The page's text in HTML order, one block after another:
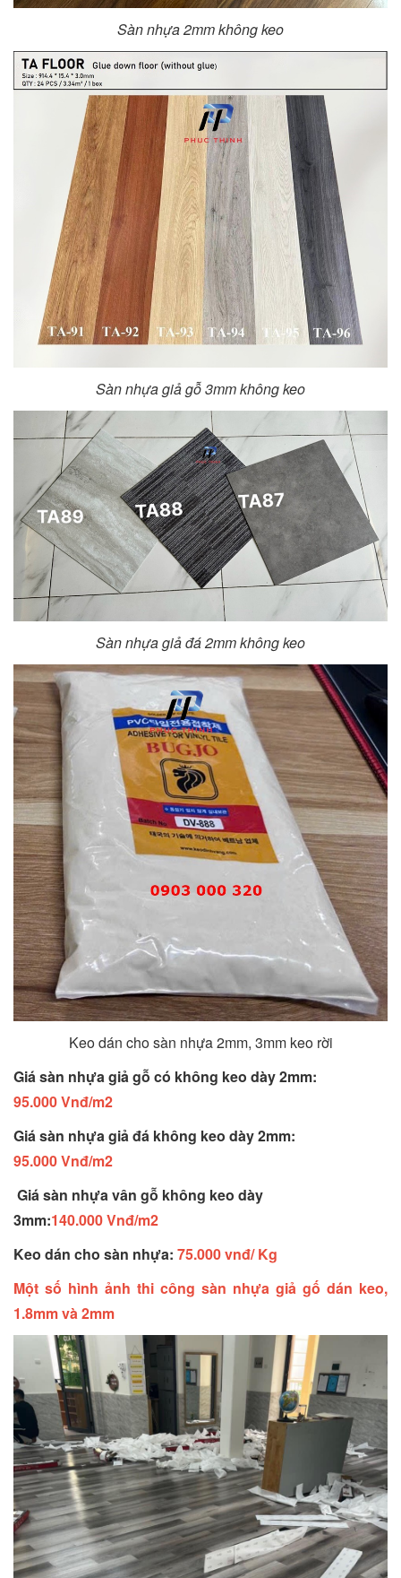
Sàn nhựa 2mm không keo
Sàn nhựa giả gỗ 3mm không keo
Sàn nhựa giả đá 2mm không keo
Keo dán cho sàn nhựa 2mm, 3mm keo rời
Giá sàn nhựa giả gỗ có không keo dày 2mm:
95.000 Vnđ/m2
Giá sàn nhựa giả đá không keo dày 2mm:
95.000 Vnđ/m2
Giá sàn nhựa vân gỗ không keo dày
3mm:140.000 Vnđ/m2
Keo dán cho sàn nhựa: 75.000 vnđ/ Kg
Một số hình ảnh thi công sàn nhựa giả gố dán keo,
1.8mm và 2mm